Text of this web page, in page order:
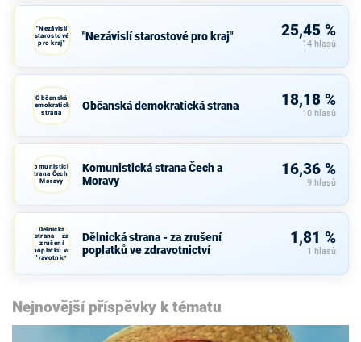
"Nezávislí
starostové
pro kraj"
"Nezávislí starostové pro kraj" 25,45 %
14 hlasů
Občanská
demokratická
strana
Občanská demokratická strana 18,18 %
10 hlasů
Komunistická
strana Čech a
Moravy
Komunistická strana Čech a
Moravy
16,36 %
9 hlasů
Dělnická
strana - za
zrušení
poplatků ve
zdravotnictví
Dělnická strana - za zrušení
poplatků ve zdravotnictví
1,81 %
1 hlasů
Nejnovější příspěvky k tématu